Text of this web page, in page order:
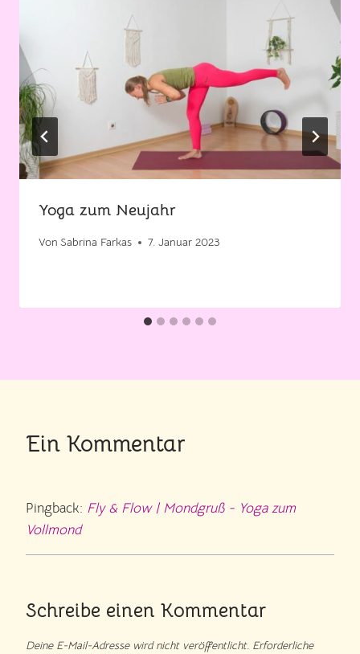
Yoga zum Neujahr
Von Sabrina Farkas 7. Januar 2023
Ein Kommentar
Pingback: Fly & Flow | Mondgruß - Yoga zum
Vollmond
Schreibe einen Kommentar
Deine E-Mail-Adresse wird nicht veröffentlicht. Erforderliche